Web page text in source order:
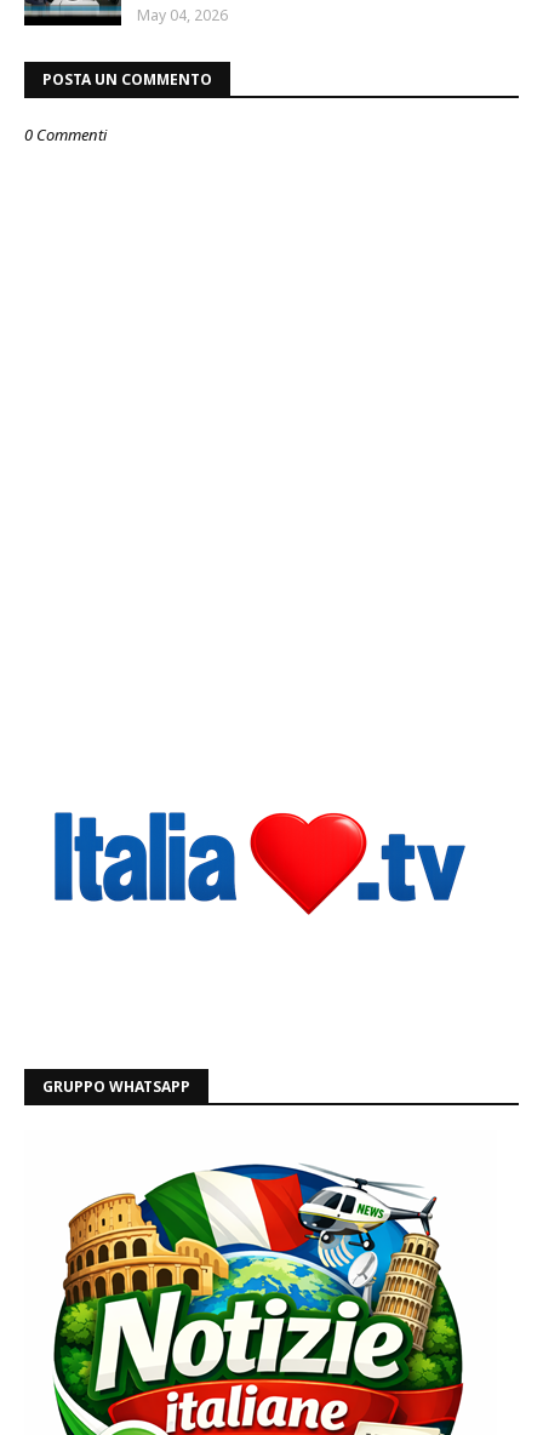
May 04, 2026
POSTA UN COMMENTO
0 Commenti
GRUPPO WHATSAPP